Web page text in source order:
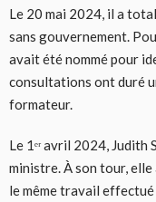
Le 20 mai 2024, il a
sans gouvernement.
avait été nommé pour
consultations ont duré
formateur.
Le 1ᵉʳ avril 2024, Judith
ministre. À son tour,
le même travail